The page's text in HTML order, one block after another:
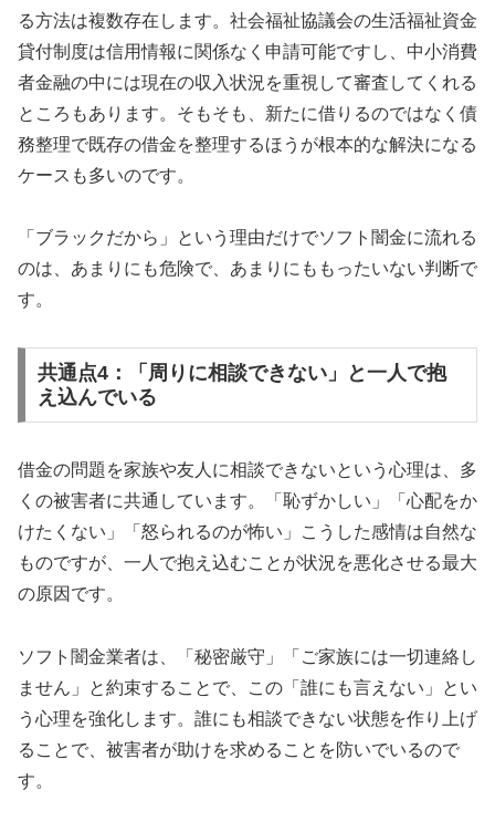
る方法は複数存在します。社会福祉協議会の生活福祉資金
貸付制度は信用情報に関係なく申請可能ですし、中小消費
者金融の中には現在の収入状況を重視して審査してくれる
ところもあります。そもそも、新たに借りるのではなく債
務整理で既存の借金を整理するほうが根本的な解決になる
ケースも多いのです。
「ブラックだから」という理由だけでソフト闇金に流れる
のは、あまりにも危険で、あまりにももったいない判断で
す。
共通点4：「周りに相談できない」と一人で抱
え込んでいる
借金の問題を家族や友人に相談できないという心理は、多
くの被害者に共通しています。「恥ずかしい」「心配をか
けたくない」「怒られるのが怖い」こうした感情は自然な
ものですが、一人で抱え込むことが状況を悪化させる最大
の原因です。
ソフト闇金業者は、「秘密厳守」「ご家族には一切連絡し
ません」と約束することで、この「誰にも言えない」とい
う心理を強化します。誰にも相談できない状態を作り上げ
ることで、被害者が助けを求めることを防いでいるので
す。